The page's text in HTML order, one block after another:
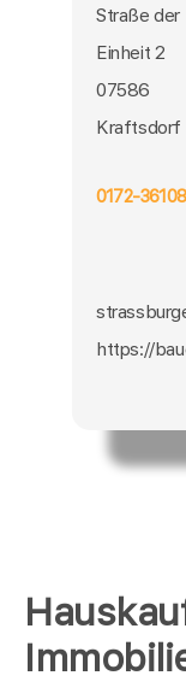
Straße der
Einheit 2
07586
Kraftsdorf
0172-
https://